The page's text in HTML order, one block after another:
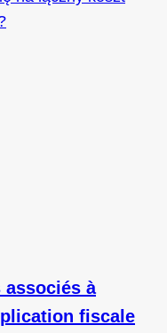
à
fiscale